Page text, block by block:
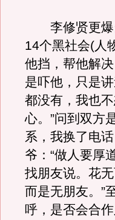
李修贤更爆
14个黑社会(人
他挡，帮他解
是吓他，只是
都没有，我也
心。”问到双方
系，我换了电
爷：“做人要厚
找朋友说。花
而是无朋友。”
呼，是否会合